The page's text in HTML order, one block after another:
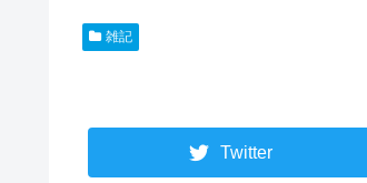
雑記
Twitter